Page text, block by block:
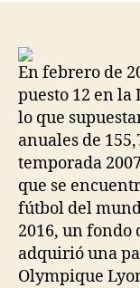
En febrero de
puesto 12 en la
lo que
anuales de
temporada
que se
fútbol del
2016, un
adquirió una
Olympique